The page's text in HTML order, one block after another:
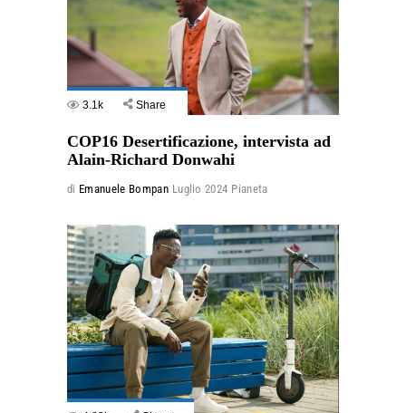
3.1k Share
COP16 Desertificazione, intervista ad
Alain-Richard Donwahi
di Emanuele Bompan Luglio 2024 Pianeta